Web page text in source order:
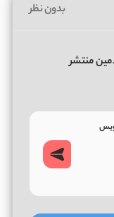
بدون نظر
منتشر